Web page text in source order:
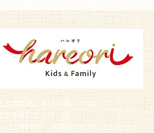
【営業時間】平日 10時～17時
【定休日】土・日・祝
※上記時間外、休業日のお問い合わせは、